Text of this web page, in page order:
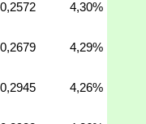
4,30%
4,29%
4,26%